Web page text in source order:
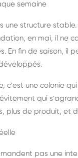
semaine
une structure
en mai, il ne
En fin de saison, il
c'est une colonie
qui
plus de produit, et
pas une